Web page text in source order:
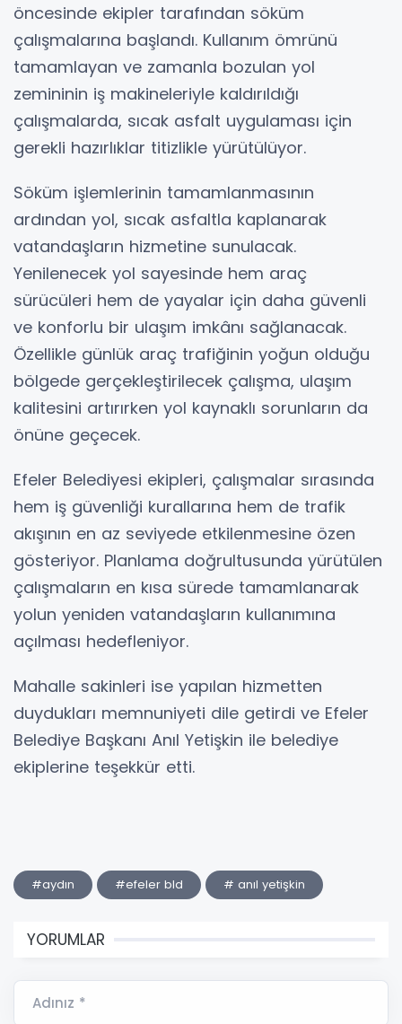
öncesinde ekipler tarafından söküm
çalışmalarına başlandı. Kullanım ömrünü
tamamlayan ve zamanla bozulan yol
zemininin iş makineleriyle kaldırıldığı
çalışmalarda, sıcak asfalt uygulaması için
gerekli hazırlıklar titizlikle yürütülüyor.
Söküm işlemlerinin tamamlanmasının
ardından yol, sıcak asfaltla kaplanarak
vatandaşların hizmetine sunulacak.
Yenilenecek yol sayesinde hem araç
sürücüleri hem de yayalar için daha güvenli
ve konforlu bir ulaşım imkânı sağlanacak.
Özellikle günlük araç trafiğinin yoğun olduğu
bölgede gerçekleştirilecek çalışma, ulaşım
kalitesini artırırken yol kaynaklı sorunların da
önüne geçecek.
Efeler Belediyesi ekipleri, çalışmalar sırasında
hem iş güvenliği kurallarına hem de trafik
akışının en az seviyede etkilenmesine özen
gösteriyor. Planlama doğrultusunda yürütülen
çalışmaların en kısa sürede tamamlanarak
yolun yeniden vatandaşların kullanımına
açılması hedefleniyor.
Mahalle sakinleri ise yapılan hizmetten
duydukları memnuniyeti dile getirdi ve Efeler
Belediye Başkanı Anıl Yetişkin ile belediye
ekiplerine teşekkür etti.
#aydın #efeler bld # anıl yetişkin
YORUMLAR
Adınız *